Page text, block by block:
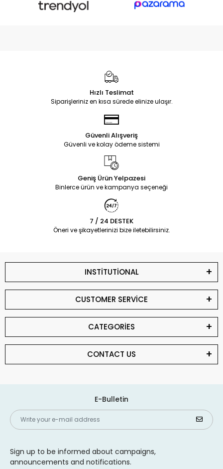
Hızlı Teslimat
Siparişleriniz en kısa sürede elinize ulaşır.
Güvenli Alışveriş
Güvenli ve kolay ödeme sistemi
Geniş Ürün Yelpazesi
Binlerce ürün ve kampanya seçeneği
7 / 24 DESTEK
Öneri ve şikayetlerinizi bize iletebilirsiniz.
INSTİTUTİONAL
CUSTOMER SERVİCE
CATEGORİES
CONTACT US
E-Bulletin
Sign up to be informed about campaigns,
announcements and notifications.